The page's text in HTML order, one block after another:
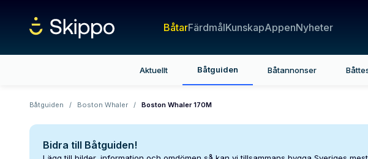
BåtarFärdmålKunskapAppenNyheter
Aktuellt Båtguiden Båtannonser
Båtguiden / Boston Whaler / Boston Whaler 170M
Bidra till Båtguiden!